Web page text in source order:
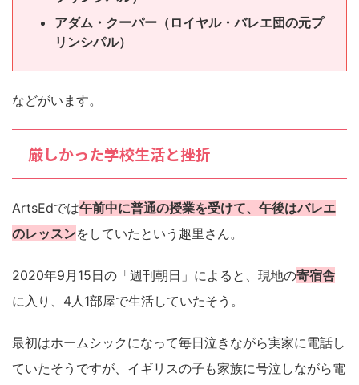
アダム・クーパー（ロイヤル・バレエ団の元プ
リンシパル）
などがいます。
厳しかった学校生活と挫折
ArtsEdでは午前中に普通の授業を受けて、午後はバレエ
のレッスンをしていたという趣里さん。
2020年9月15日の「週刊朝日」によると、現地の寄宿舎
に入り、4人1部屋で生活していたそう。
最初はホームシックになって毎日泣きながら実家に電話し
ていたそうですが、イギリスの子も家族に号泣しながら電